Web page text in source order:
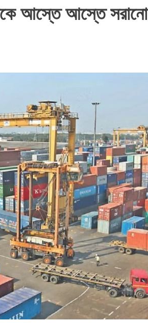
থেকে আস্তে আস্তে সরানো